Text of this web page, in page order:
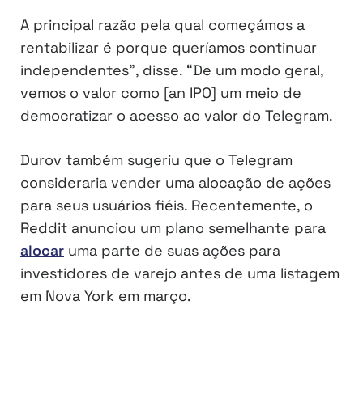
A principal razão pela qual começámos a
rentabilizar é porque queríamos continuar
independentes”, disse. “De um modo geral,
vemos o valor como [an IPO] um meio de
democratizar o acesso ao valor do Telegram.
Durov também sugeriu que o Telegram
consideraria vender uma alocação de ações
para seus usuários fiéis. Recentemente, o
Reddit anunciou um plano semelhante para
alocar uma parte de suas ações para
investidores de varejo antes de uma listagem
em Nova York em março.